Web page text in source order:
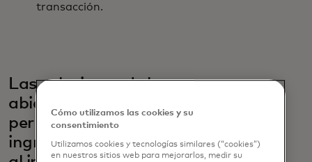
transacción.
Las soluciones de banca
abierta de Mastercard
permiten a sus clientes
ingresar fondos en su cuenta
Cómo utilizamos las cookies y su
consentimiento
Utilizamos cookies y tecnologías similares (“cookies”)
en nuestros sitios web para mejorarlos, medir su